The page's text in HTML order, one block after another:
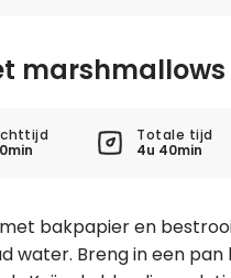
marshmallows
Totale tijd
4u 40min
bakpapier en
water. Breng in een